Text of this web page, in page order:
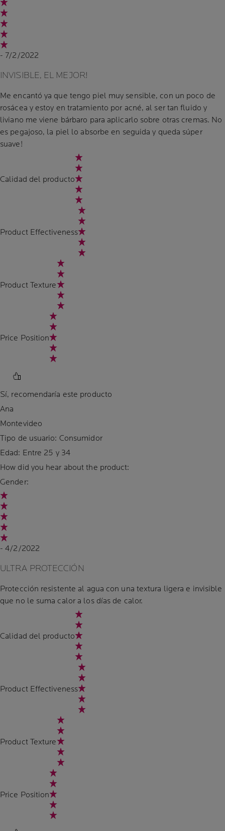
- 7/2/2022
INVISIBLE, EL MEJOR!
Me encantó ya que tengo piel muy sensible, con un poco de
rosácea y estoy en tratamiento por acné, al ser tan fluido y
liviano me viene bárbaro para aplicarlo sobre otras cremas. No
es pegajoso, la piel lo absorbe en seguida y queda súper
suave!
Calidad del producto
Product Effectiveness
Product Texture
Price Position
Sí, recomendaría este producto
Ana
Montevideo
Tipo de usuario: Consumidor
Edad: Entre 25 y 34
How did you hear about the product:
Gender:
- 4/2/2022
ULTRA PROTECCIÓN
Protección resistente al agua con una textura ligera e invisible
que no le suma calor a los días de calor.
Calidad del producto
Product Effectiveness
Product Texture
Price Position